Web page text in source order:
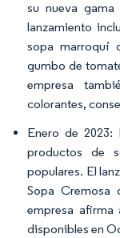
su nueva
lanzamiento
sopa marroquí
gumbo de
empresa
colorantes,
Enero de 2023:
productos de
populares. El
Sopa Cremosa
empresa afirma
disponibles en